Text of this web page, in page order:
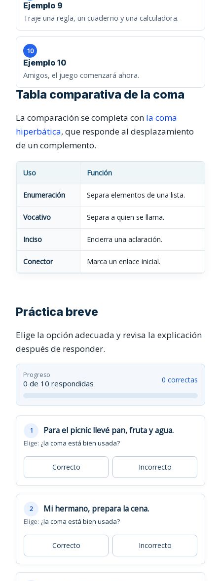
Ejemplo 9
Traje una regla, un cuaderno y una calculadora.
10
Ejemplo 10
Amigos, el juego comenzará ahora.
Tabla comparativa de la coma
La comparación se completa con la coma
hiperbática, que responde al desplazamiento
de un complemento.
Uso Función
Enumeración Separa elementos de una lista.
Vocativo Separa a quien se llama.
Inciso Encierra una aclaración.
Conector Marca un enlace inicial.
Práctica breve
Elige la opción adecuada y revisa la explicación
después de responder.
Progreso
0 de 10 respondidas 0 correctas
1 Para el picnic llevé pan, fruta y agua.
Elige: ¿la coma está bien usada?
Correcto Incorrecto
2 Mi hermano, prepara la cena.
Elige: ¿la coma está bien usada?
Correcto Incorrecto